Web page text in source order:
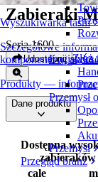
Wyszukiwarka taśm
Szczegółowe
komponentów,
Produkty —
Logistyka
Przemysł
Przemysł
Przegląd branż
Zabieraki
Seria 1600
Udostępnij Złóż
Dane produktu
Dostępna
zabieraków
cale